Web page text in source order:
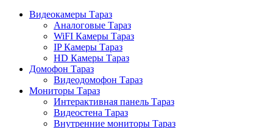
Видеокамеры Тараз
Аналоговые Тараз
WiFI Камеры Тараз
IP Камеры Тараз
HD Камеры Тараз
Домофон Тараз
Видеодомофон Тараз
Мониторы Тараз
Интерактивная панель Тараз
Видеостена Тараз
Внутренние мониторы Тараз